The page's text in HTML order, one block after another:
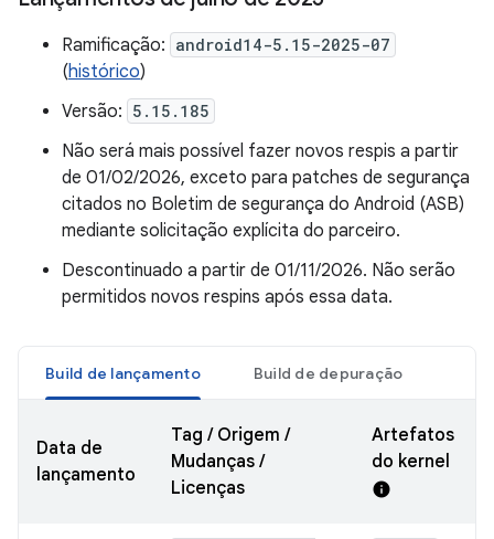
Ramificação: android14-5.15-2025-07
(histórico)
Versão: 5.15.185
Não será mais possível fazer novos respis a partir
de 01/02/2026, exceto para patches de segurança
citados no Boletim de segurança do Android (ASB)
mediante solicitação explícita do parceiro.
Descontinuado a partir de 01/11/2026. Não serão
permitidos novos respins após essa data.
Build de lançamento Build de depuração
Data de
lançamento
Tag / Origem /
Mudanças /
Licenças
Artefatos
do kernel
info